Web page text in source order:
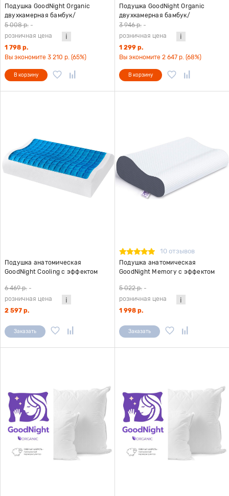
Подушка GoodNight Organic
двухкамерная бамбук/
искусcтвенный лебяжий пух/
микрофибра 70х70
5 008 р. -
розничная цена
1 798 р.
Вы экономите 3 210 р. (65%)
В корзину
Подушка GoodNight Organic
двухкамерная бамбук/
искусcтвенный лебяжий пух/
микрофибра 50х70
3 946 р. -
розничная цена
1 299 р.
Вы экономите 2 647 р. (68%)
В корзину
Подушка анатомическая
GoodNight Cooling c эффектом
6 469 р. -
розничная цена
2 597 р.
Заказать
10 отзывов
Подушка анатомическая
GoodNight Memory c эффектом
5 022 р. -
розничная цена
1 998 р.
Заказать